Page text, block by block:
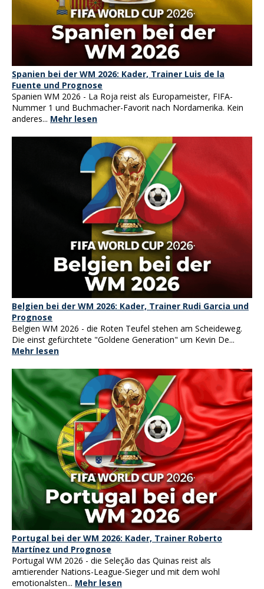
Spanien bei der WM 2026: Kader, Trainer Luis de la
Fuente und Prognose
Spanien WM 2026 - La Roja reist als Europameister, FIFA-
Nummer 1 und Buchmacher-Favorit nach Nordamerika. Kein
anderes... Mehr lesen
Belgien bei der WM 2026: Kader, Trainer Rudi Garcia und
Prognose
Belgien WM 2026 - die Roten Teufel stehen am Scheideweg.
Die einst gefürchtete "Goldene Generation" um Kevin De...
Mehr lesen
Portugal bei der WM 2026: Kader, Trainer Roberto
Martínez und Prognose
Portugal WM 2026 - die Seleção das Quinas reist als
amtierender Nations-League-Sieger und mit dem wohl
emotionalsten... Mehr lesen